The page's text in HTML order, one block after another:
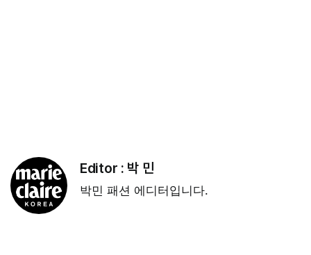
Editor : 박 민
박민 패션 에디터입니다.